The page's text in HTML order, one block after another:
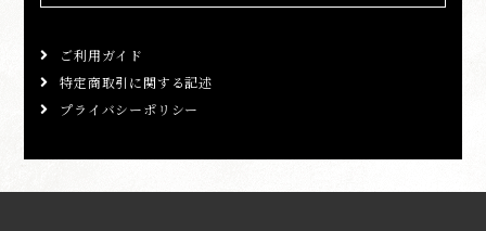
ご利用ガイド
特定商取引に関する記述
プライバシーポリシー